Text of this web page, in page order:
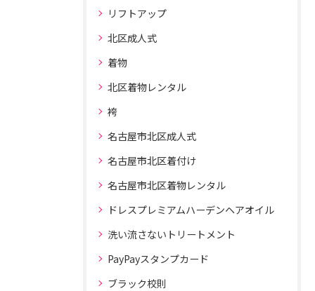
リフトアップ
北区成人式
着物
北区着物レンタル
袴
名古屋市北区成人式
名古屋市北区着付け
名古屋市北区着物レンタル
ドレスプレミアムハーデンヘアオイル
洗い流さないトリートメント
PayPayスタンプカード
ブラック校則